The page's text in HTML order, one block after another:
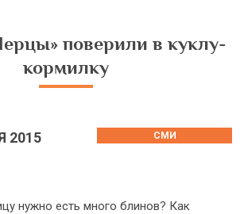
поверили в куклу-
кормилку
2015 СМИ
нужно есть много блинов? Как